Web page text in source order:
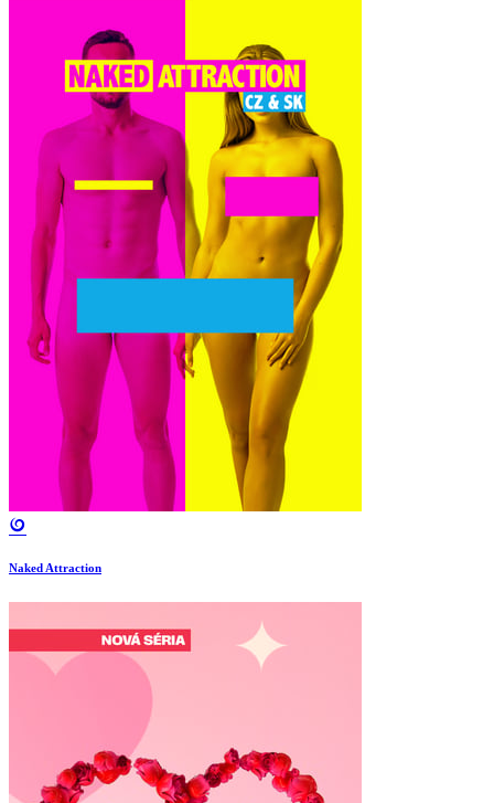
Naked Attraction